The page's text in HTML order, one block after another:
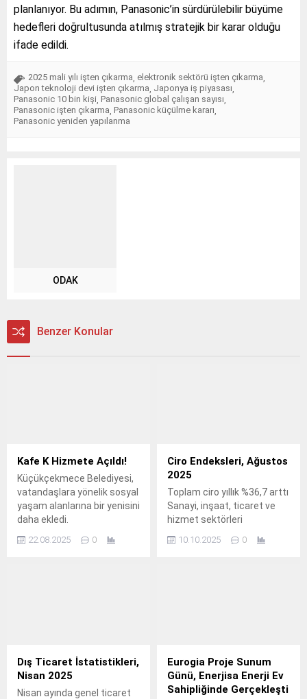
planlanıyor. Bu adımın, Panasonic’in sürdürülebilir büyüme
hedefleri doğrultusunda atılmış stratejik bir karar olduğu
ifade edildi.
2025 mali yılı işten çıkarma elektronik sektörü işten çıkarma
Japon teknoloji devi işten çıkarma Japonya iş piyasası
Panasonic 10 bin kişi Panasonic global çalışan sayısı
Panasonic işten çıkarma Panasonic küçülme kararı
Panasonic yeniden yapılanma
ODAK
Benzer Konular
Kafe K Hizmete Açıldı!
Küçükçekmece Belediyesi,
vatandaşlara yönelik sosyal
yaşam alanlarına bir yenisini
daha ekledi.
22.08.2025 0
Ciro Endeksleri, Ağustos
2025
Toplam ciro yıllık %36,7 arttı
Sanayi, inşaat, ticaret ve
hizmet sektörleri
(2021=100), 2025 yılı
10.10.2025 0
Dış Ticaret İstatistikleri,
Nisan 2025
Nisan ayında genel ticaret
Eurogia Proje Sunum
Günü, Enerjisa Enerji Ev
Sahipliğinde Gerçekleşti